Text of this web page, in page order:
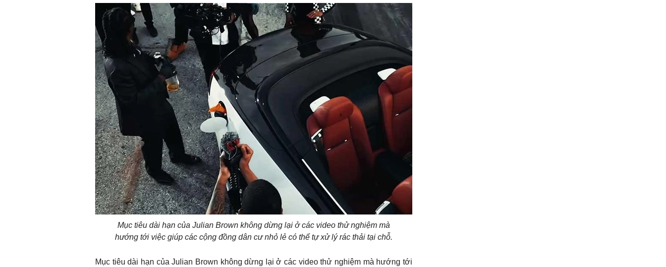
Mục tiêu dài hạn của Julian Brown không dừng lại ở các video thử nghiệm mà
hướng tới việc giúp các cộng đồng dân cư nhỏ lẻ có thể tự xử lý rác thải tại chỗ.
Mục tiêu dài hạn của Julian Brown không dừng lại ở các video thử nghiệm mà hướng tới